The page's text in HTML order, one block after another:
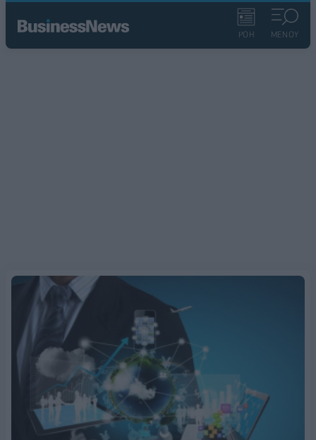
ΡΟΗ ΜΕΝΟΥ